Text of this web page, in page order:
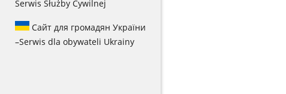
Serwis Służby Cywilnej
Сайт для громадян України
–Serwis dla obywateli Ukrainy